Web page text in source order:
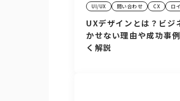
UI/UX 問い合わせ CX ロ
UXデザインとは？ビジ
かせない理由や成功事
く解説